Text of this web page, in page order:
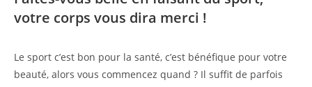
votre corps vous dira merci !
Le sport c’est bon pour la santé, c’est bénéfique pour votre
beauté, alors vous commencez quand ? Il suffit de parfois